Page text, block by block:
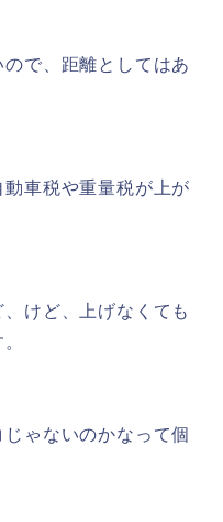
で、距離としてはあ
車税や重量税が上が
けど、上げなくても
ゃないのかなって個